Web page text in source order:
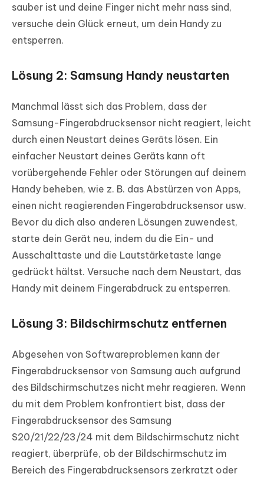
sauber ist und deine Finger nicht mehr nass sind,
versuche dein Glück erneut, um dein Handy zu
entsperren.
Lösung 2: Samsung Handy neustarten
Manchmal lässt sich das Problem, dass der
Samsung-Fingerabdrucksensor nicht reagiert, leicht
durch einen Neustart deines Geräts lösen. Ein
einfacher Neustart deines Geräts kann oft
vorübergehende Fehler oder Störungen auf deinem
Handy beheben, wie z. B. das Abstürzen von Apps,
einen nicht reagierenden Fingerabdrucksensor usw.
Bevor du dich also anderen Lösungen zuwendest,
starte dein Gerät neu, indem du die Ein- und
Ausschalttaste und die Lautstärketaste lange
gedrückt hältst. Versuche nach dem Neustart, das
Handy mit deinem Fingerabdruck zu entsperren.
Lösung 3: Bildschirmschutz entfernen
Abgesehen von Softwareproblemen kann der
Fingerabdrucksensor von Samsung auch aufgrund
des Bildschirmschutzes nicht mehr reagieren. Wenn
du mit dem Problem konfrontiert bist, dass der
Fingerabdrucksensor des Samsung
S20/21/22/23/24 mit dem Bildschirmschutz nicht
reagiert, überprüfe, ob der Bildschirmschutz im
Bereich des Fingerabdrucksensors zerkratzt oder